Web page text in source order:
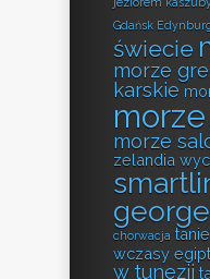
Gdańsk
świecie
morze
karskie
morze
zelandia
george
chorwacja
wczasy
w tunezji